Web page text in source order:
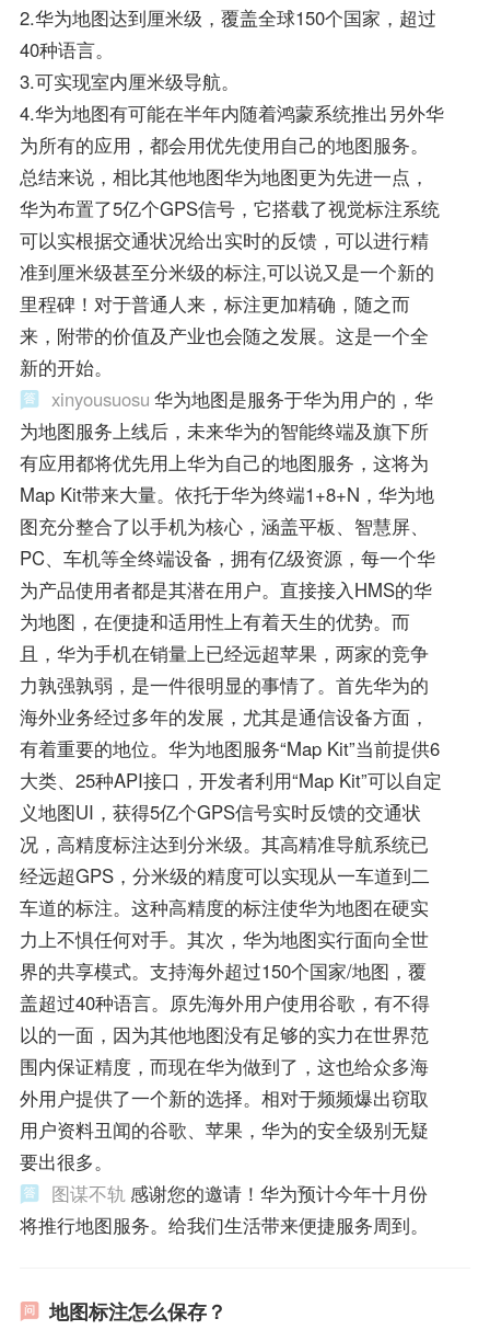
2.华为地图达到厘米级，覆盖全球150个国家，超过
40种语言。
3.可实现室内厘米级导航。
4.华为地图有可能在半年内随着鸿蒙系统推出另外华
为所有的应用，都会用优先使用自己的地图服务。
总结来说，相比其他地图华为地图更为先进一点，
华为布置了5亿个GPS信号，它搭载了视觉标注系统
可以实根据交通状况给出实时的反馈，可以进行精
准到厘米级甚至分米级的标注,可以说又是一个新的
里程碑！对于普通人来，标注更加精确，随之而
来，附带的价值及产业也会随之发展。这是一个全
新的开始。
xinyousuosu 华为地图是服务于华为用户的，华
为地图服务上线后，未来华为的智能终端及旗下所
有应用都将优先用上华为自己的地图服务，这将为
Map Kit带来大量。依托于华为终端1+8+N，华为地
图充分整合了以手机为核心，涵盖平板、智慧屏、
PC、车机等全终端设备，拥有亿级资源，每一个华
为产品使用者都是其潜在用户。直接接入HMS的华
为地图，在便捷和适用性上有着天生的优势。而
且，华为手机在销量上已经远超苹果，两家的竞争
力孰强孰弱，是一件很明显的事情了。首先华为的
海外业务经过多年的发展，尤其是通信设备方面，
有着重要的地位。华为地图服务“Map Kit”当前提供6
大类、25种API接口，开发者利用“Map Kit”可以自定
义地图UI，获得5亿个GPS信号实时反馈的交通状
况，高精度标注达到分米级。其高精准导航系统已
经远超GPS，分米级的精度可以实现从一车道到二
车道的标注。这种高精度的标注使华为地图在硬实
力上不惧任何对手。其次，华为地图实行面向全世
界的共享模式。支持海外超过150个国家/地图，覆
盖超过40种语言。原先海外用户使用谷歌，有不得
以的一面，因为其他地图没有足够的实力在世界范
围内保证精度，而现在华为做到了，这也给众多海
外用户提供了一个新的选择。相对于频频爆出窃取
用户资料丑闻的谷歌、苹果，华为的安全级别无疑
要出很多。
图谋不轨 感谢您的邀请！华为预计今年十月份
将推行地图服务。给我们生活带来便捷服务周到。
地图标注怎么保存？